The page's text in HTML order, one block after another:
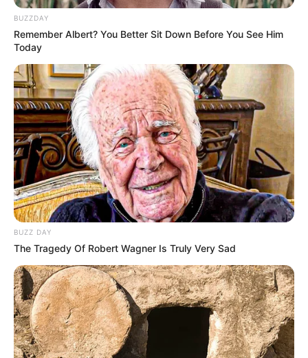
LIHAT ARTIKEL LAINNYA
Love Untangled Murderer Report
Ginseng Boy 2 My Daughter is a Zombie
BUZZDAY
Remember Albert? You Better Sit Down Before You See Him
Today
BUZZ DAY
The Tragedy Of Robert Wagner Is Truly Very Sad